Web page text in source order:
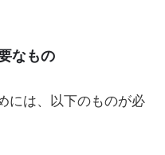
なもの
には、以下のものが必